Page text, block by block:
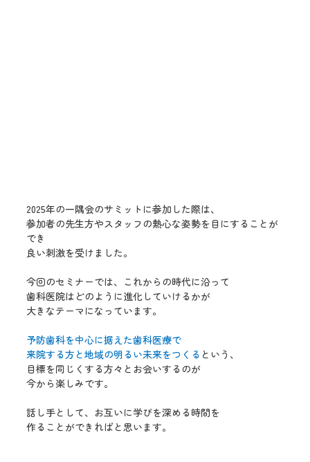
2025年の一隅会のサミットに参加した際は、
参加者の先生方やスタッフの熱心な姿勢を目にすることが
でき
良い刺激を受けました。
今回のセミナーでは、これからの時代に沿って
歯科医院はどのように進化していけるかが
大きなテーマになっています。
予防歯科を中心に据えた歯科医療で
来院する方と地域の明るい未来をつくる という、
目標を同じくする方々とお会いするのが
今から楽しみです。
話し手として、お互いに学びを深める時間を
作ることができればと思います。